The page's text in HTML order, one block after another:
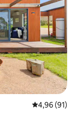
Évaluation
4,96 (91)